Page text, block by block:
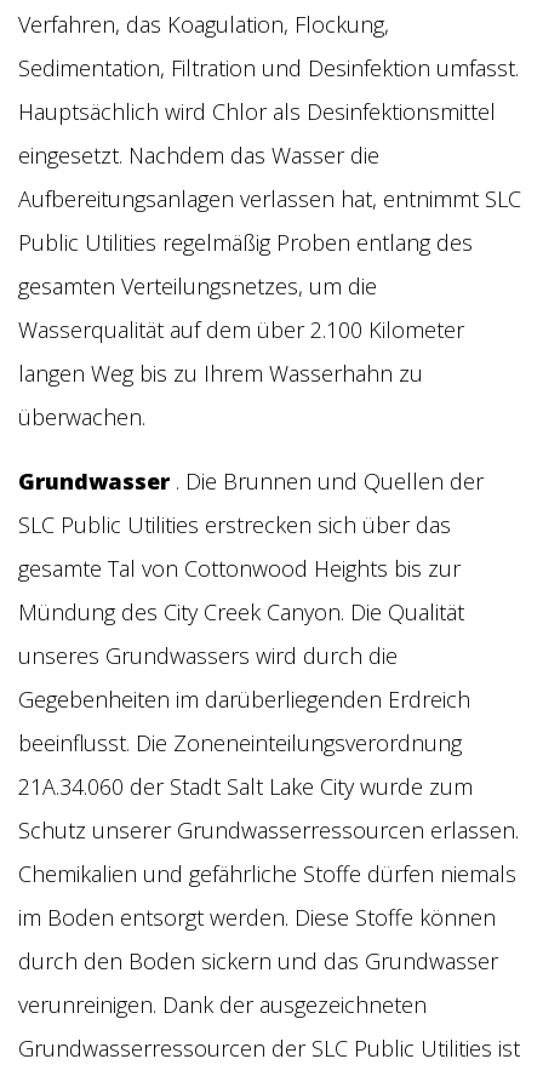
Verfahren, das Koagulation, Flockung,
Sedimentation, Filtration und Desinfektion umfasst.
Hauptsächlich wird Chlor als Desinfektionsmittel
eingesetzt. Nachdem das Wasser die
Aufbereitungsanlagen verlassen hat, entnimmt SLC
Public Utilities regelmäßig Proben entlang des
gesamten Verteilungsnetzes, um die
Wasserqualität auf dem über 2.100 Kilometer
langen Weg bis zu Ihrem Wasserhahn zu
überwachen.
Grundwasser . Die Brunnen und Quellen der
SLC Public Utilities erstrecken sich über das
gesamte Tal von Cottonwood Heights bis zur
Mündung des City Creek Canyon. Die Qualität
unseres Grundwassers wird durch die
Gegebenheiten im darüberliegenden Erdreich
beeinflusst. Die Zoneneinteilungsverordnung
21A.34.060 der Stadt Salt Lake City wurde zum
Schutz unserer Grundwasserressourcen erlassen.
Chemikalien und gefährliche Stoffe dürfen niemals
im Boden entsorgt werden. Diese Stoffe können
durch den Boden sickern und das Grundwasser
verunreinigen. Dank der ausgezeichneten
Grundwasserressourcen der SLC Public Utilities ist